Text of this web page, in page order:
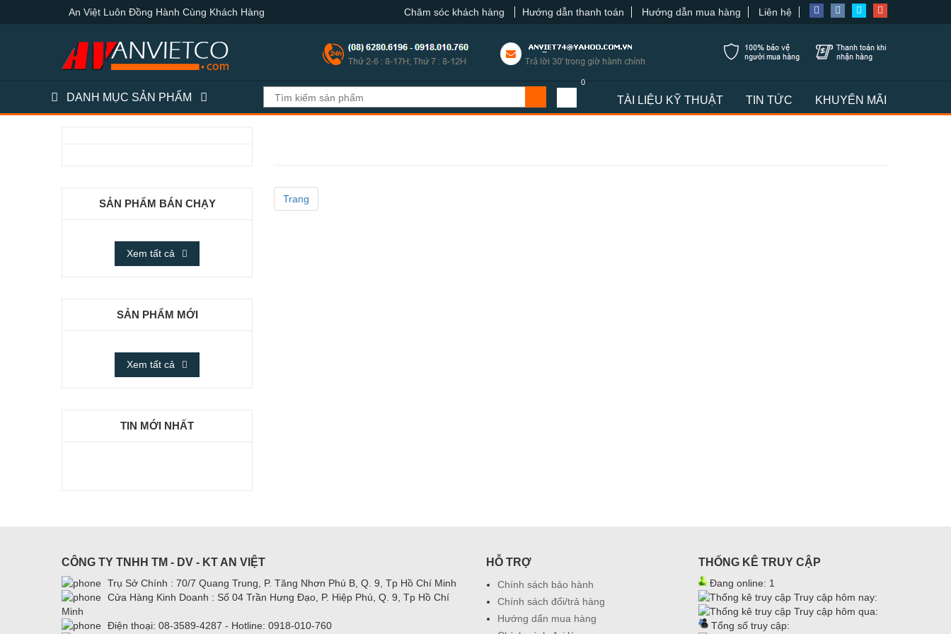
An Việt Luôn Đồng Hành Cùng Khách Hàng Chăm sóc khách hàng Hướng dẫn thanh toán Hướng dẫn mua hàng Liên hệ
DANH MỤC SẢN PHẨM
0
TÀI LIỆU KỸ THUẬT TIN TỨC KHUYẾN MÃI
SẢN PHẨM BÁN CHẠY
Xem tất cả
SẢN PHẨM MỚI
Xem tất cả
TIN MỚI NHẤT
Trang
CÔNG TY TNHH TM - DV - KT AN VIỆT
Trụ Sở Chính : 70/7 Quang Trung, P. Tăng Nhơn Phú B, Q. 9, Tp Hồ Chí Minh
Cửa Hàng Kinh Doanh : Số 04 Trần Hưng Đạo, P. Hiệp Phú, Q. 9, Tp Hồ Chí
Minh
Điện thoại: 08-3589-4287 - Hotline: 0918-010-760
HỖ TRỢ
Chính sách bảo hành
Chính sách đổi/trả hàng
Hướng dẩn mua hàng
THỐNG KÊ TRUY CẬP
Đang online: 1
Truy cập hôm nay:
Truy cập hôm qua:
Tổng số truy cập: